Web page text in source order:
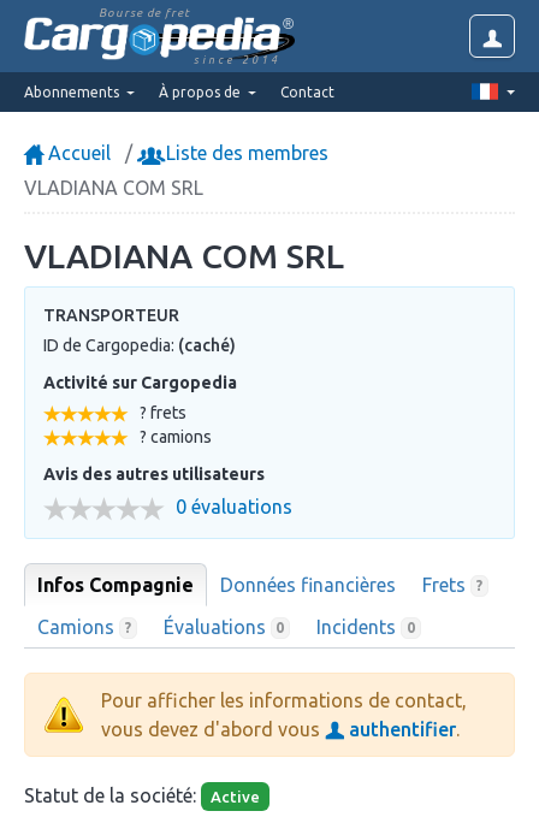
Bourse de fret
since 2014
Abonnements À propos de Contact
Accueil
Liste des membres
VLADIANA COM SRL
VLADIANA COM SRL
TRANSPORTEUR
ID de Cargopedia: (caché)
Activité sur Cargopedia
? frets
? camions
Avis des autres utilisateurs
0 évaluations
Infos Compagnie Données financières Frets ?
Camions ? Évaluations 0 Incidents 0
Pour afficher les informations de contact,
vous devez d'abord vous
authentifier
Statut de la société: Active